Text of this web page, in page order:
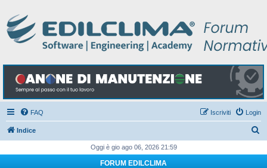
FAQ Login
Iscriviti
Indice
Oggi è gio ago 06, 2026 21:59
FORUM EDILCLIMA